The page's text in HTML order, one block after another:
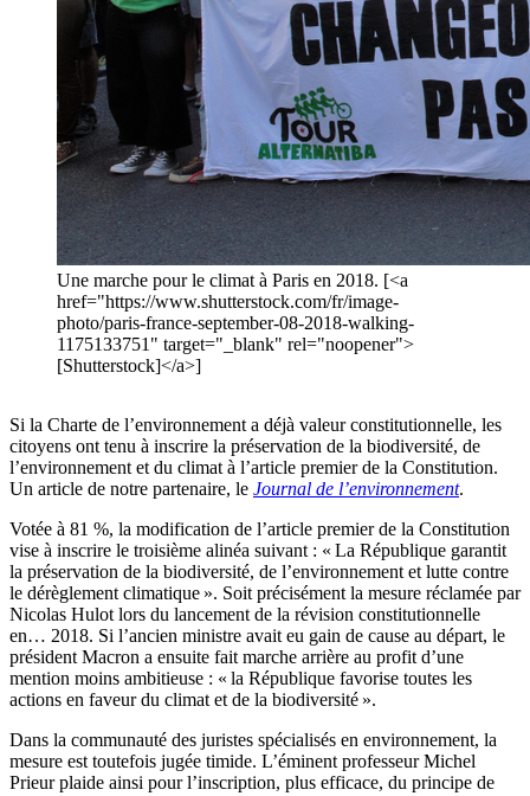
Une marche pour le climat à Paris en 2018. [<a
href="https://www.shutterstock.com/fr/image-
photo/paris-france-september-08-2018-walking-
1175133751" target="_blank" rel="noopener">
[Shutterstock]</a>]
Si la Charte de l’environnement a déjà valeur constitutionnelle, les
citoyens ont tenu à inscrire la préservation de la biodiversité, de
l’environnement et du climat à l’article premier de la Constitution.
Un article de notre partenaire, le Journal de l’environnement.
Votée à 81 %, la modification de l’article premier de la Constitution
vise à inscrire le troisième alinéa suivant : « La République garantit
la préservation de la biodiversité, de l’environnement et lutte contre
le dérèglement climatique ». Soit précisément la mesure réclamée par
Nicolas Hulot lors du lancement de la révision constitutionnelle
en… 2018. Si l’ancien ministre avait eu gain de cause au départ, le
président Macron a ensuite fait marche arrière au profit d’une
mention moins ambitieuse : « la République favorise toutes les
actions en faveur du climat et de la biodiversité ».
Dans la communauté des juristes spécialisés en environnement, la
mesure est toutefois jugée timide. L’éminent professeur Michel
Prieur plaide ainsi pour l’inscription, plus efficace, du principe de